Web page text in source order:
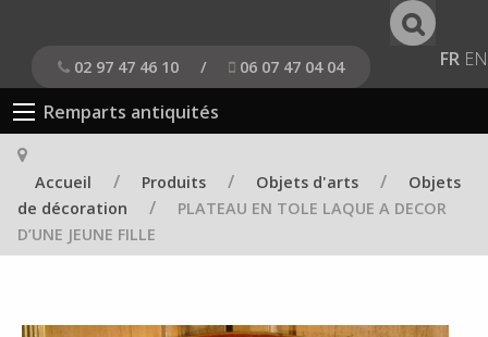
02 97 47 46 10 / 06 07 47 04 04 FR EN
Remparts antiquités
Accueil / Produits / Objets d'arts /
Objets
de décoration
/
PLATEAU EN TOLE LAQUE A DECOR
D’UNE JEUNE FILLE